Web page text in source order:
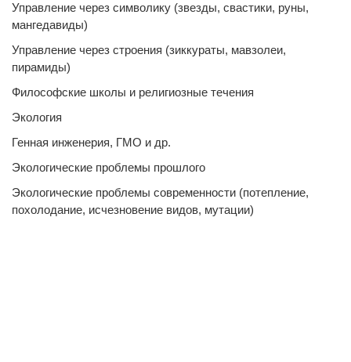
Управление через символику (звезды, свастики, руны,
мангедавиды)
Управление через строения (зиккураты, мавзолеи,
пирамиды)
Философские школы и религиозные течения
Экология
Генная инженерия, ГМО и др.
Экологические проблемы прошлого
Экологические проблемы современности (потепление,
похолодание, исчезновение видов, мутации)